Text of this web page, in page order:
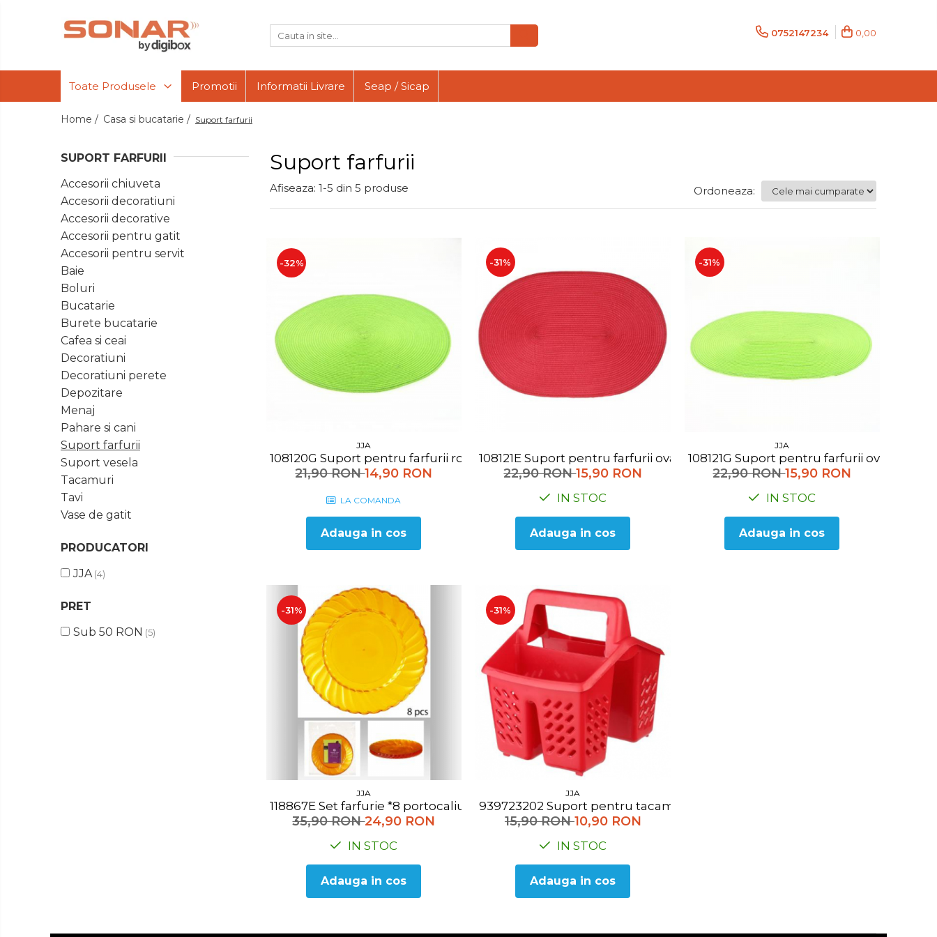
Telefoane
accesorii
Accesorii telefoane
Incarcatoare
Suport auto
Audio
Boxe Portabile
Radio Ceas
PC -
Dispozitive intare
Spray curatare
Incorporabile
Plita incorporabila gaz
Cuptor incorporabil electric
Masina de spalat vase
incorporabila
Retelistica
Cablu de legatura
Casa si
bucatarie
Accesorii chiuveta
Accesorii decoratiuni
Cosuri decor
Difuzor arome
Electrocasnice
Ingrijire
Personala
Climatizare
0752147234 0,00
Toate Produsele Promotii Informatii Livrare Seap / Sicap
Home / Casa si bucatarie / Suport farfurii
Suport farfurii
SUPORT FARFURII
Accesorii chiuveta
Accesorii decoratiuni
Accesorii decorative
Accesorii pentru gatit
Accesorii pentru servit
Baie
Boluri
Bucatarie
Burete bucatarie
Cafea si ceai
Decoratiuni
Decoratiuni perete
Depozitare
Menaj
Pahare si cani
Suport farfurii
Suport vesela
Tacamuri
Tavi
Vase de gatit
PRODUCATORI
JJA (4)
PRET
Sub 50 RON (5)
Afiseaza: 1-5 din 5 produse Ordoneaza:
-32%
JJA
108120G Suport pentru farfurii rotund verde
21,90 RON14,90 RON
LA COMANDA
Adauga in cos
-31%
108121E Suport pentru farfurii oval rosu
22,90 RON15,90 RON
IN STOC
Adauga in cos
-31%
JJA
108121G Suport pentru farfurii oval verde
22,90 RON15,90 RON
IN STOC
Adauga in cos
-31%
JJA
118867E Set farfurie *8 portocaliu
35,90 RON24,90 RON
IN STOC
Adauga in cos
-31%
JJA
939723202 Suport pentru tacamuri
15,90 RON10,90 RON
IN STOC
Adauga in cos